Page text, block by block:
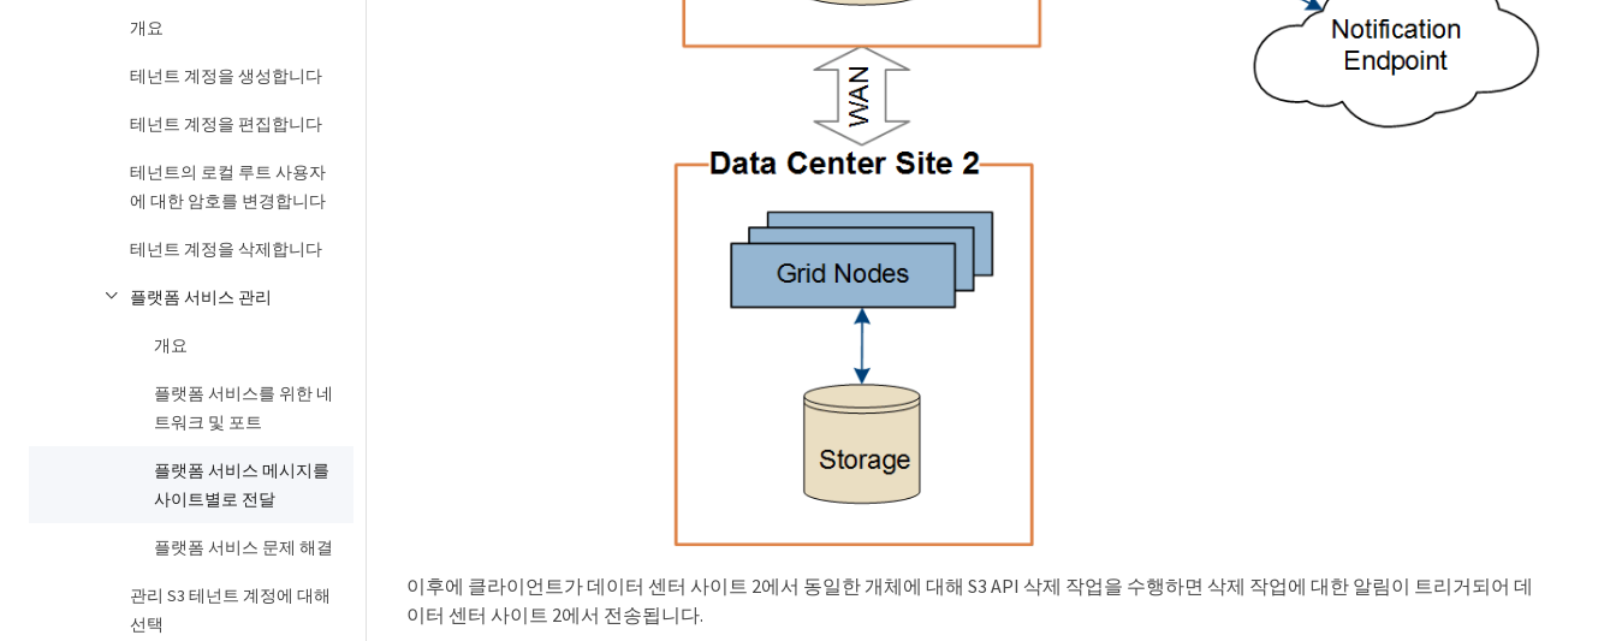
개요
테넌트 계정을 생성합니다
테넌트 계정을 편집합니다
테넌트의 로컬 루트 사용자
에 대한 암호를 변경합니다
테넌트 계정을 삭제합니다
플랫폼 서비스 관리
개요
플랫폼 서비스를 위한 네
트워크 및 포트
플랫폼 서비스 메시지를
사이트별로 전달
플랫폼 서비스 문제 해결
관리 S3 테넌트 계정에 대해
선택
이후에 클라이언트가 데이터 센터 사이트 2에서 동일한 개체에 대해 S3 API 삭제 작업을 수행하면 삭제 작업에 대한 알림이 트리거되어 데
이터 센터 사이트 2에서 전송됩니다.